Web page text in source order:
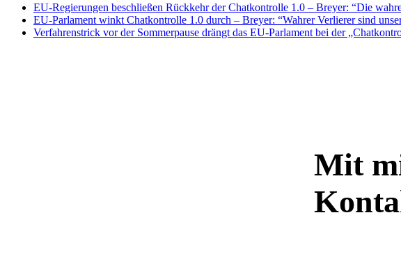
EU-Regierungen beschließen Rückkehr der Chatkontrolle 1.0 – Breyer: “Die
EU-Parlament winkt Chatkontrolle 1.0 durch – Breyer: “Wahrer Verlierer sind
Verfahrenstrick vor der Sommerpause drängt das EU-Parlament bei der
Mit